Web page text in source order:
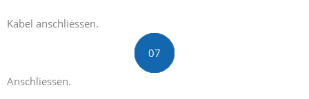
Kabel anschliessen.
01
02
03
04
05
06
07
Anschliessen.